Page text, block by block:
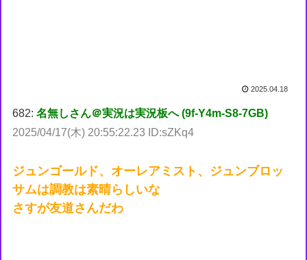
2025.04.18
682:名無しさん＠実況は実況板へ (9f-Y4m-S8-7GB)
2025/04/17(木) 20:55:22.23 ID:sZKq4
ジュンゴールド、オーレアミスト、ジュンブロッ
サムは調教は素晴らしいな
さすが友道さんだわ